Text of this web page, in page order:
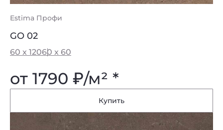
Estima Профи
GO 02
60 x 12060 x 60
от 1790 ₽/м² *
Купить